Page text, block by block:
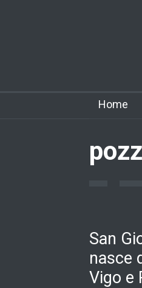
Home
San
nasce
Vigo e